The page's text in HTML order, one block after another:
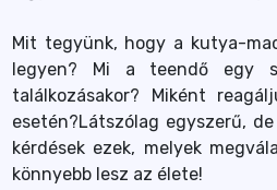
Mit tegyünk, hogy a kutya-
legyen? Mi a teendő egy
találkozásakor? Miként
esetén?Látszólag egyszerű,
kérdések ezek, melyek
könnyebb lesz az élete!